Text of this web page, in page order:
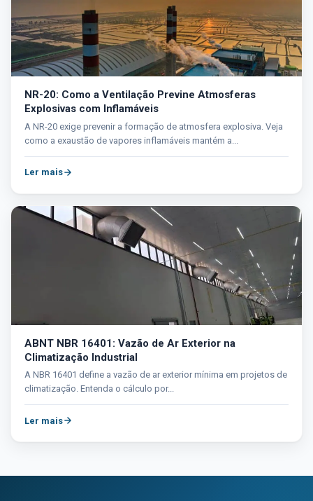
NR-20: Como a Ventilação Previne Atmosferas
Explosivas com Inflamáveis
A NR-20 exige prevenir a formação de atmosfera explosiva. Veja
como a exaustão de vapores inflamáveis mantém a...
Ler mais
ABNT NBR 16401: Vazão de Ar Exterior na
Climatização Industrial
A NBR 16401 define a vazão de ar exterior mínima em projetos de
climatização. Entenda o cálculo por...
Ler mais